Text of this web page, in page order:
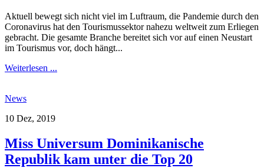
Aktuell bewegt sich nicht viel im Luftraum, die Pandemie durch den
Coronavirus hat den Tourismussektor nahezu weltweit zum Erliegen
gebracht. Die gesamte Branche bereitet sich vor auf einen Neustart
im Tourismus vor, doch hängt...
Weiterlesen ...
News
10 Dez, 2019
Miss Universum Dominikanische
Republik kam unter die Top 20